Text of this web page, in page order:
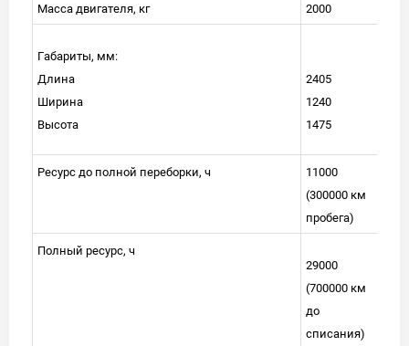
Масса двигателя, кг 2000
Габариты, мм:
Длина
Ширина
Высота
2405
1240
1475
Ресурс до полной переборки, ч
11000
(300000 км
пробега)
Полный ресурс, ч
29000
(700000 км
до
списания)